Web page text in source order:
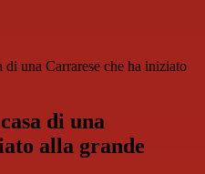
una Carrarese che ha iniziato
di una
alla grande